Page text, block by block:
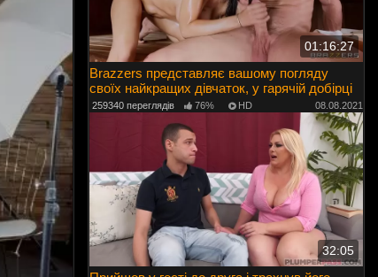
01:16:27
Brazzers представляє вашому погляду
своїх найкращих дівчаток, у гарячій добірці
259340 переглядів 76% HD 08.08.2021
32:05